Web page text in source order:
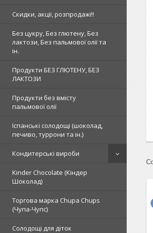
Скидки, акції, розпродажі!!
Без цукру, Без глютену, Без
лактози, Без пальмової олії та
ін.
Продукти БЕЗ ГЛЮТЕНУ, БЕЗ
ЛАКТОЗИ
Продукти без вмісту
пальмової олії
Іспанські солодощі (шоколад,
печиво, туррони та ін.)
Кондитерські вироби
Kinder Chocolate (Кіндер
Шоколад)
Торгова марка Chupa Chups
(Чупа-Чупс)
Солодощі для діток